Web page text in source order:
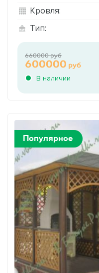
Кровля:
Тип:
В наличии
600000 руб
660000 руб
Популярное